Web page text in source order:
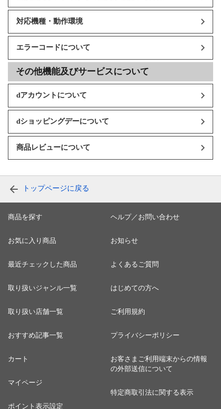
対応機種・動作環境
エラーコードについて
その他機能及びサービスについて
dアカウントについて
dショッピングデーについて
商品レビューについて
トップページに戻る
商品を探す
お気に入り商品
最近チェックした商品
取り扱いジャンル一覧
取り扱い店舗一覧
おすすめ記事一覧
カート
マイページ
ポイント表示設定
ヘルプ／お問い合わせ
お知らせ
よくあるご質問
はじめての方へ
ご利用規約
プライバシーポリシー
お客さまご利用端末からの情報
の外部送信について
特定商取引法に関する表示